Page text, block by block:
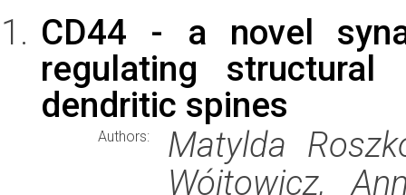
CD44 - a novel
regulating
dendritic spines
Authors:
Matylda
Wójtowicz,